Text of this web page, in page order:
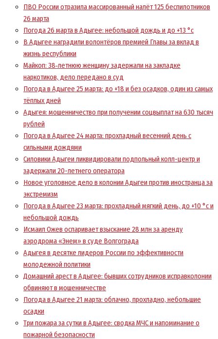
ПВО России отразила массированный налёт 125 беспилотников
26 марта
Погода 26 марта в Адыгее: небольшой дождь и до +13 °c
В Адыгее наградили волонтёров премией Главы за вклад в
жизнь республики
Майкоп: 38‑летнюю женщину задержали на закладке
наркотиков, дело передано в суд
Погода в Адыгее 25 марта: до +18 и без осадков, один из самых
тёплых дней
Адыгея: мошенничество при получении соцвыплат на 630 тысяч
рублей
Погода в Адыгее 24 марта: прохладный весенний день с
сильными дождями
Силовики Адыгеи ликвидировали подпольный колл-центр и
задержали 20-летнего оператора
Новое уголовное дело в колонии Адыгеи против иностранца за
экстремизм
Погода в Адыгее 23 марта: прохладный мягкий день, до +10 °c и
небольшой дождь
Исмаил Ожев оспаривает взыскание 28 млн за аренду
аэродрома «Энем» в суде Волгограда
Адыгея в десятке лидеров России по эффективности
молодежной политики
Домашний арест в Адыгее: бывших сотрудников исправколонии
обвиняют в мошенничестве
Погода в Адыгее 21 марта: облачно, прохладно, небольшие
осадки
Три пожара за сутки в Адыгее: сводка МЧС и напоминание о
пожарной безопасности